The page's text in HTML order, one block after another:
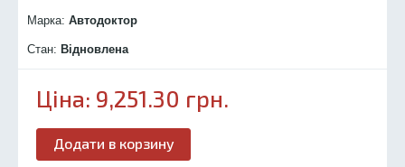
Марка: Автодоктор
Стан: Відновлена
Ціна: 9,251.30 грн.
Додати в корзину